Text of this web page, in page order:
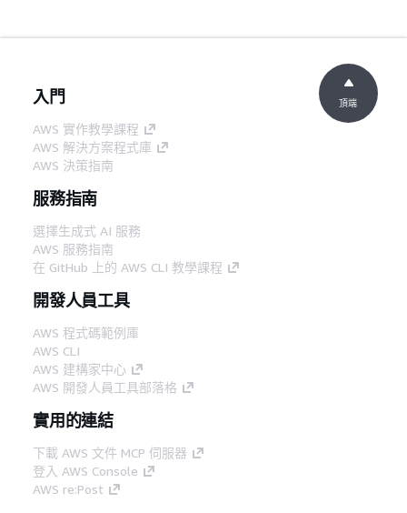
入門
AWS 實作教學課程
AWS 解決方案程式庫
AWS 決策指南
服務指南
選擇生成式 AI 服務
AWS 服務指南
在 GitHub 上的 AWS CLI 教學課程
開發人員工具
AWS 程式碼範例庫
AWS CLI
AWS 建構家中心
AWS 開發人員工具部落格
實用的連結
下載 AWS 文件 MCP 伺服器
登入 AWS Console
AWS re:Post
頂端